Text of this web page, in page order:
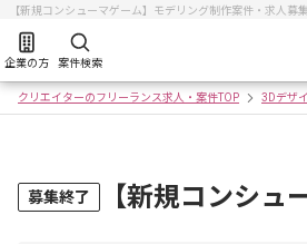
【新規コンシューマゲーム】モデリング制作案件・求人
企業の方 案件検索
クリエイターのフリーランス求人・案件TOP 3Dデザ
募集終了 【新規コンシ